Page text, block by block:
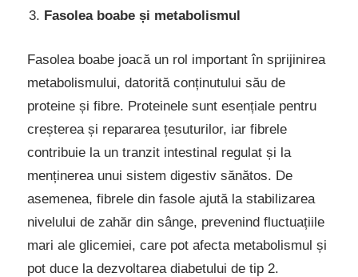
Fasolea boabe și metabolismul
Fasolea boabe joacă un rol important în sprijinirea
metabolismului, datorită conținutului său de
proteine și fibre. Proteinele sunt esențiale pentru
creșterea și repararea țesuturilor, iar fibrele
contribuie la un tranzit intestinal regulat și la
menținerea unui sistem digestiv sănătos. De
asemenea, fibrele din fasole ajută la stabilizarea
nivelului de zahăr din sânge, prevenind fluctuațiile
mari ale glicemiei, care pot afecta metabolismul și
pot duce la dezvoltarea diabetului de tip 2.